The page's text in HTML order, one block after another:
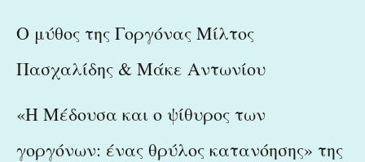
Ο μύθος της Γοργόνας Μίλτος
Πασχαλίδης & Μάκε Αντωνίου
«Η Μέδουσα και ο ψίθυρος των
γοργόνων: ένας θρύλος κατανόησης» της